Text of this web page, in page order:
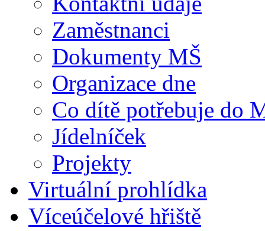
Zaměstnanci
Dokumenty MŠ
Organizace dne
Co dítě potřebuje do
Jídelníček
Projekty
Virtuální prohlídka
Víceúčelové hřiště